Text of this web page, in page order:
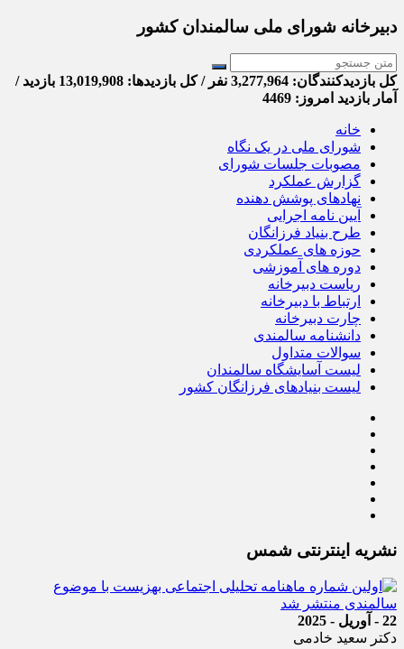
دبیرخانه شورای ملی سالمندان کشور
کل بازدیدکنند‌گان: 3,277,964 نفر / کل بازدیدها: 13,019,908 بازدید /
آمار بازدید امروز: 4469
خانه
شورای ملی در یک نگاه
مصوبات جلسات شورای
گزارش عملکرد
نهادهای پوشش دهنده
آیین نامه اجرایی
طرح بنیاد فرزانگان
حوزه های عملکردی
دوره های آموزشی
ریاست دبیرخانه
ارتباط با دبیرخانه
چارت دبیرخانه
دانشنامه سالمندی
سوالات متداول
لیست آسایشگاه سالمندان
لیست بنیادهای فرزانگان کشور
نشریه اینترنتی شمس
22 - آوریل - 2025
دکتر سعید خادمی